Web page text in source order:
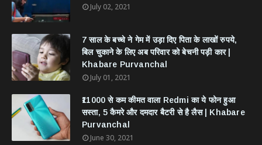
July 02, 2021
7 साल के बच्चे ने गेम में उड़ा दिए पिता के लाखों रुपये,
बिल चुकाने के लिए अब परिवार को बेचनी पड़ी कार |
Khabare Purvanchal
July 01, 2021
₹11000 से कम कीमत वाला Redmi का ये फोन हुआ
सस्ता, 5 कैमरे और दमदार बैटरी से है लैस | Khabare
Purvanchal
June 30, 2021